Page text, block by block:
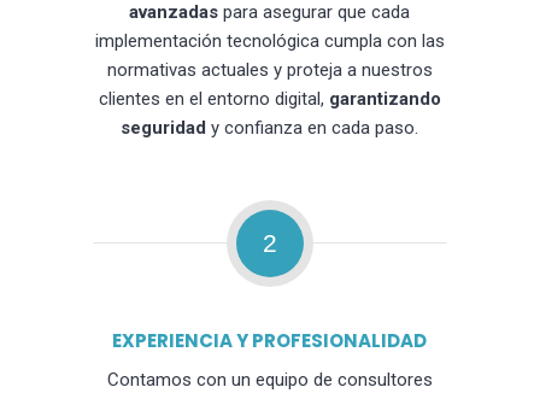
avanzadas para asegurar que cada
implementación tecnológica cumpla con las
normativas actuales y proteja a nuestros
clientes en el entorno digital, garantizando
seguridad y confianza en cada paso.
2
EXPERIENCIA Y PROFESIONALIDAD
Contamos con un equipo de consultores